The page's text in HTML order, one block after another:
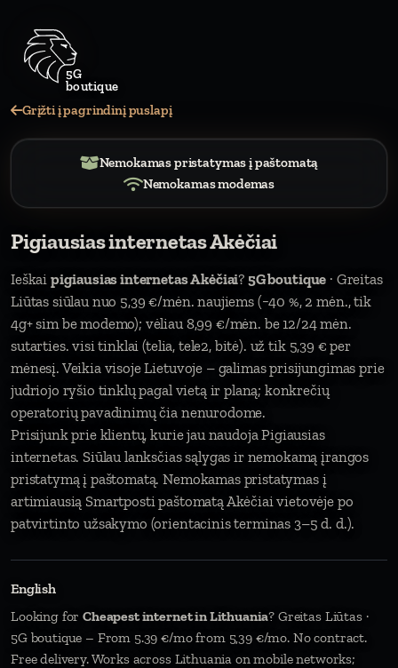
Grįžti į pagrindinį puslapį
Nemokamas pristatymas į paštomatą
Nemokamas modemas
Pigiausias internetas Akėčiai
Ieškai pigiausias internetas Akėčiai? 5G boutique · Greitas
Liūtas siūlau nuo 5,39 €/mėn. naujiems (−40 %, 2 mėn., tik
4g+ sim be modemo); vėliau 8,99 €/mėn. be 12/24 mėn.
sutarties. visi tinklai (telia, tele2, bitė). už tik 5,39 € per
mėnesį. Veikia visoje Lietuvoje – galimas prisijungimas prie
judriojo ryšio tinklų pagal vietą ir planą; konkrečių
operatorių pavadinimų čia nenurodome.
Prisijunk prie klientų, kurie jau naudoja Pigiausias
internetas. Siūlau lanksčias sąlygas ir nemokamą įrangos
pristatymą į paštomatą. Nemokamas pristatymas į
artimiausią Smartposti paštomatą Akėčiai vietovėje po
patvirtinto užsakymo (orientacinis terminas 3–5 d. d.).
English
Looking forCheapest internet in Lithuania? Greitas Liūtas ·
5G boutique – From 5.39 €/mo from 5,39 €/mo. No contract.
Free delivery. Works across Lithuania on mobile networks;